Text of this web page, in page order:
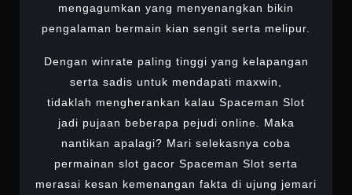
mengagumkan yang menyenangkan bikin
pengalaman bermain kian sengit serta melipur.
Dengan winrate paling tinggi yang kelapangan
serta sadis untuk mendapati maxwin,
tidaklah mengherankan kalau Spaceman Slot
jadi pujaan beberapa pejudi online. Maka
nantikan apalagi? Mari selekasnya coba
permainan slot gacor Spaceman Slot serta
merasai kesan kemenangan fakta di ujung jemari